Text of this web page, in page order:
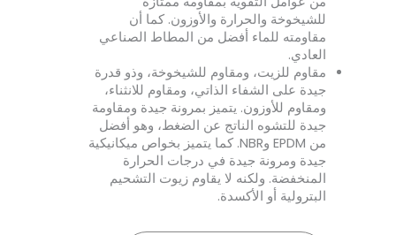
للشيخوخة والحرارة والأوزون. كما أن
مقاومته للماء أفضل من المطاط الصناعي
العادي.
مقاوم للزيت، ومقاوم للشيخوخة، وذو قدرة
جيدة على الشفاء الذاتي، ومقاوم للانثناء،
ومقاوم للأوزون. يتميز بمرونة جيدة ومقاومة
جيدة للتشوه الناتج عن الضغط، وهو أفضل
من EPDM وNBR. كما يتميز بخواص ميكانيكية
جيدة ومرونة جيدة في درجات الحرارة
المنخفضة. ولكنه لا يقاوم زيوت التشحيم
البترولية أو الأكسدة.